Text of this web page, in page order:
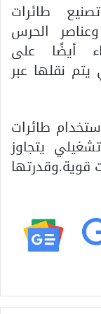
طائرات
الحرس
أيضًا على
يتم نقلها عبر
استخدام طائرات
يتجاوز
قوية.وقدرتها